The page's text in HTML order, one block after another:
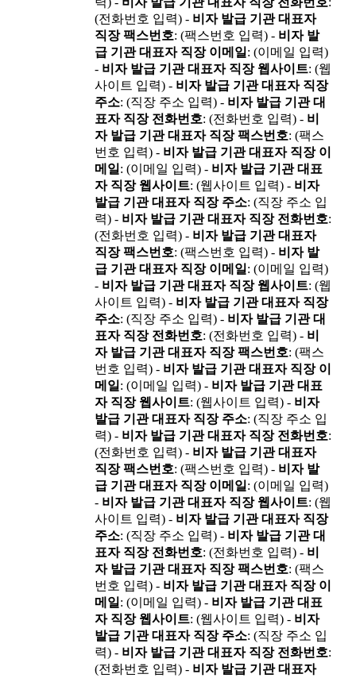
(전화번호 입력) - 비자 발급 기관 대표자
직장 팩스번호: (팩스번호 입력) - 비자 발
급 기관 대표자 직장 이메일 : (이메일 입력)
- 비자 발급 기관 대표자 직장 웹사이트: (웹
사이트 입력) - 비자 발급 기관 대표자 직장
주소: (직장 주소 입력) - 비자 발급 기관 대
표자 직장 전화번호: (전화번호 입력) - 비
자 발급 기관 대표자 직장 팩스번호: (팩스
번호 입력) - 비자 발급 기관 대표자 직장 이
메일 : (이메일 입력) - 비자 발급 기관 대표
자 직장 웹사이트: (웹사이트 입력) - 비자
발급 기관 대표자 직장 주소: (직장 주소 입
력) - 비자 발급 기관 대표자 직장 전화번호:
(전화번호 입력) - 비자 발급 기관 대표자
직장 팩스번호: (팩스번호 입력) - 비자 발
급 기관 대표자 직장 이메일 : (이메일 입력)
- 비자 발급 기관 대표자 직장 웹사이트: (웹
사이트 입력) - 비자 발급 기관 대표자 직장
주소: (직장 주소 입력) - 비자 발급 기관 대
표자 직장 전화번호: (전화번호 입력) - 비
자 발급 기관 대표자 직장 팩스번호: (팩스
번호 입력) - 비자 발급 기관 대표자 직장 이
메일 : (이메일 입력) - 비자 발급 기관 대표
자 직장 웹사이트: (웹사이트 입력) - 비자
발급 기관 대표자 직장 주소: (직장 주소 입
력) - 비자 발급 기관 대표자 직장 전화번호:
(전화번호 입력) - 비자 발급 기관 대표자
직장 팩스번호: (팩스번호 입력) - 비자 발
급 기관 대표자 직장 이메일 : (이메일 입력)
- 비자 발급 기관 대표자 직장 웹사이트: (웹
사이트 입력) - 비자 발급 기관 대표자 직장
주소: (직장 주소 입력) - 비자 발급 기관 대
표자 직장 전화번호: (전화번호 입력) - 비
자 발급 기관 대표자 직장 팩스번호: (팩스
번호 입력) - 비자 발급 기관 대표자 직장 이
메일 : (이메일 입력) - 비자 발급 기관 대표
자 직장 웹사이트: (웹사이트 입력) - 비자
발급 기관 대표자 직장 주소: (직장 주소 입
력) - 비자 발급 기관 대표자 직장 전화번호:
(전화번호 입력) - 비자 발급 기관 대표자